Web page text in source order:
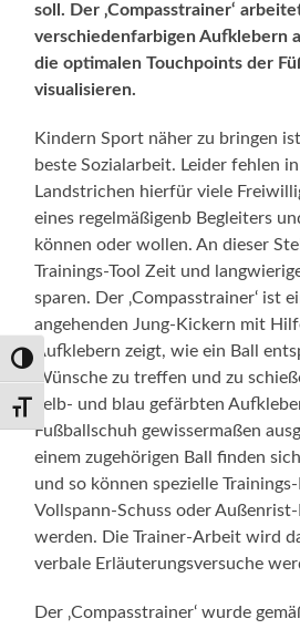
Umschalten auf hohe Kontraste
Schrift vergrößern
soll. Der ‚Compasstrainer‘
verschiedenfarbigen Aufklebern
die optimalen Touchpoints der
visualisieren.
Kindern Sport näher zu bringen
beste Sozialarbeit. Leider fehlen
Landstrichen hierfür viele
eines regelmäßigenb Begleiters
können oder wollen. An dieser
Trainings-Tool Zeit und
sparen. Der ‚Compasstrainer‘ ist
angehenden Jung-Kickern mit
Aufklebern zeigt, wie ein Ball
Wünsche zu treffen und zu
gelb- und blau gefärbten
Fußballschuh gewissermaßen
einem zugehörigen Ball finden
und so können spezielle
Vollspann-Schuss oder
werden. Die Trainer-Arbeit wird
verbale Erläuterungsversuche
Der ‚Compasstrainer‘ wurde